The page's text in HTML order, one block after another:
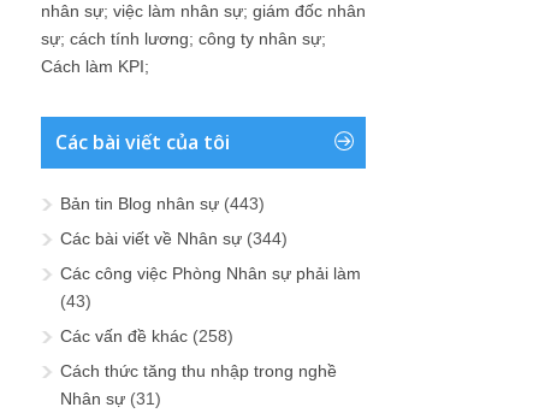
nhân sự; việc làm nhân sự; giám đốc nhân
sự; cách tính lương; công ty nhân sự;
Cách làm KPI;
Các bài viết của tôi
Bản tin Blog nhân sự (443)
Các bài viết về Nhân sự (344)
Các công việc Phòng Nhân sự phải làm
(43)
Các vấn đề khác (258)
Cách thức tăng thu nhập trong nghề
Nhân sự (31)